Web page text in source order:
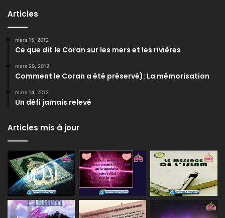
Articles
mars 15, 2012
Ce que dit le Coran sur les mers et les rivières
mars 29, 2012
Comment le Coran a été préservé): La mémorisation
mars 14, 2012
Un défi jamais relevé
Articles mis à jour